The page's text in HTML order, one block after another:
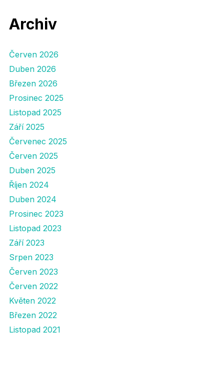
Archiv
Červen 2026
Duben 2026
Březen 2026
Prosinec 2025
Listopad 2025
Září 2025
Červenec 2025
Červen 2025
Duben 2025
Říjen 2024
Duben 2024
Prosinec 2023
Listopad 2023
Září 2023
Srpen 2023
Červen 2023
Červen 2022
Květen 2022
Březen 2022
Listopad 2021